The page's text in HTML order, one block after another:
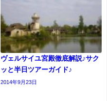
ヴェルサイユ宮殿徹底解説♪サク
ッと半日ツアーガイド♪
2014年9月23日